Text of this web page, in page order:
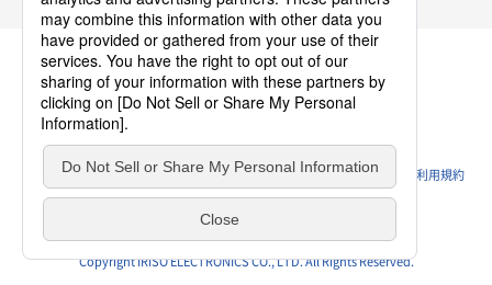
プライバシーポリシー
クッキーポリシー
ソーシャルメディアポリシー
ウェブサイトのご利用条件 利用規約
Copyright IRISO ELECTRONICS CO., LTD. All Rights Reserved.